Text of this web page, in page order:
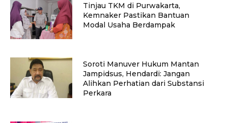
Tinjau TKM di Purwakarta,
Kemnaker Pastikan Bantuan
Modal Usaha Berdampak
Soroti Manuver Hukum Mantan
Jampidsus, Hendardi: Jangan
Alihkan Perhatian dari Substansi
Perkara